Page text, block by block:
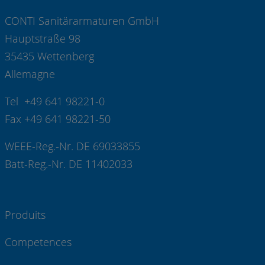
CONTI Sanitärarmaturen GmbH
Hauptstraße 98
35435 Wettenberg
Allemagne
Tel +49 641 98221-0
Fax +49 641 98221-50
WEEE-Reg.-Nr. DE 69033855
Batt-Reg.-Nr. DE 11402033
Produits
Competences